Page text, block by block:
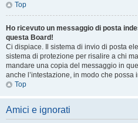
Top
Ho ricevuto un messaggio di posta
questa Board!
Ci dispiace. Il sistema di invio di posta
sistema di protezione per risalire a chi
mandare una copia del messaggio in
anche l’intestazione, in modo che possa
Top
Amici e ignorati